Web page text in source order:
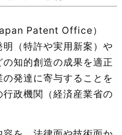
Patent Office）
（特許や実用新案）や
知的創造の成果を適正
発達に寄与することを
政機関（経済産業省の